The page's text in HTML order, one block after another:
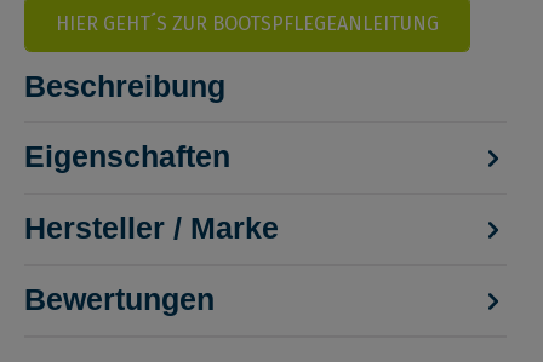
HIER GEHT´S ZUR BOOTSPFLEGEANLEITUNG
Beschreibung
Eigenschaften
Hersteller / Marke
Bewertungen